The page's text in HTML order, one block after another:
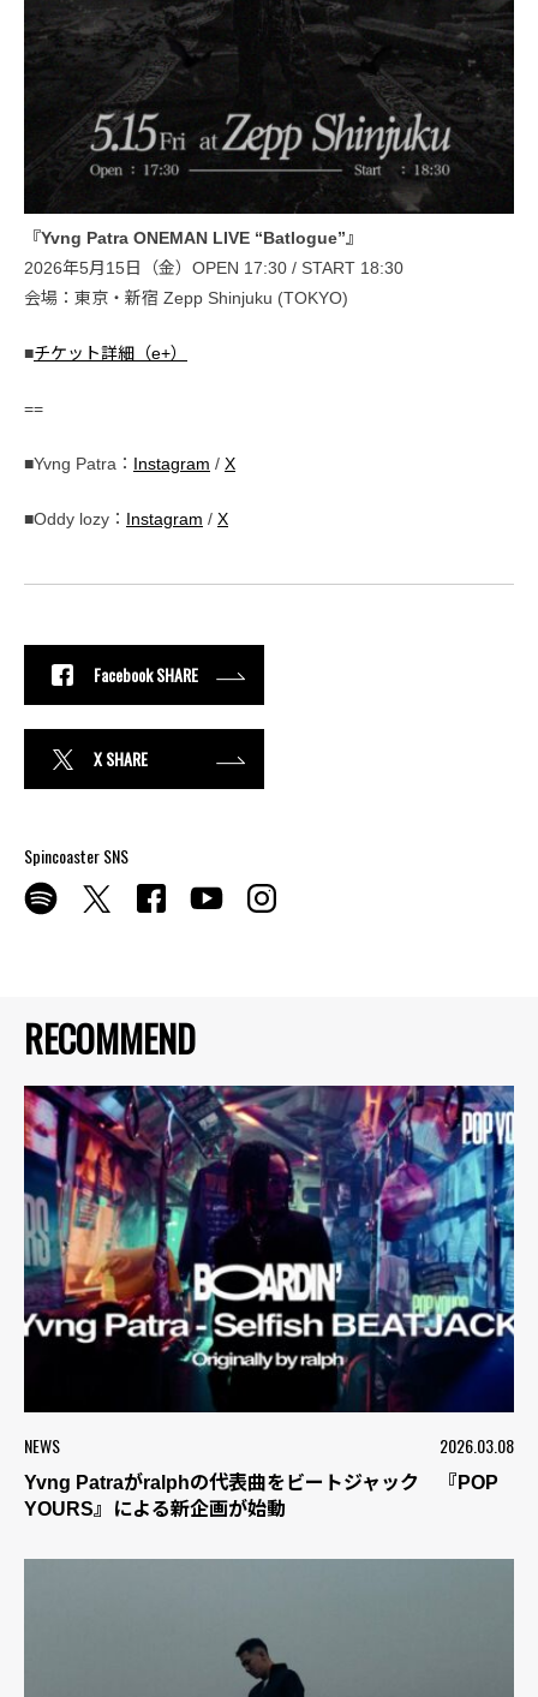
RECOMMEND
NEWS 2026.03.08
Yvng Patraがralphの代表曲をビートジャック 『POP
YOURS』による新企画が始動
『Yvng Patra ONEMAN LIVE “Batlogue”』
2026年5月15日（金）OPEN 17:30 / START 18:30
会場：東京・新宿 Zepp Shinjuku (TOKYO)
■チケット詳細（e+）
==
■Yvng Patra： Instagram / X
■Oddy lozy： Instagram / X
Facebook SHARE
X SHARE
Spincoaster SNS